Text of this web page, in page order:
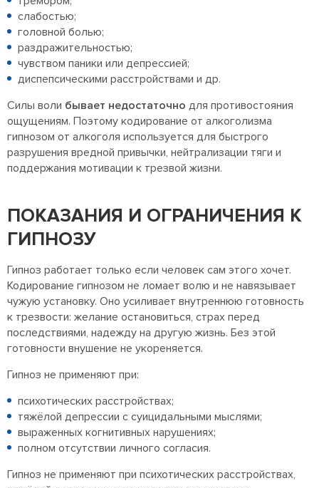
слабостью;
головной болью;
раздражительностью;
чувством паники или депрессией;
диспепсическими расстройствами и др.
Силы воли бывает недостаточно для противостояния
ощущениям. Поэтому кодирование от алкоголизма
гипнозом от алкоголя используется для быстрого
разрушения вредной привычки, нейтрализации тяги и
поддержания мотивации к трезвой жизни.
ПОКАЗАНИЯ И ОГРАНИЧЕНИЯ К
ГИПНОЗУ
Гипноз работает только если человек сам этого хочет.
Кодирование гипнозом не ломает волю и не навязывает
чужую установку. Оно усиливает внутреннюю готовность
к трезвости: желание остановиться, страх перед
последствиями, надежду на другую жизнь. Без этой
готовности внушение не укореняется.
Гипноз не применяют при:
психотических расстройствах;
тяжёлой депрессии с суицидальными мыслями;
выраженных когнитивных нарушениях;
полном отсутствии личного согласия.
Гипноз не применяют при психотических расстройствах,